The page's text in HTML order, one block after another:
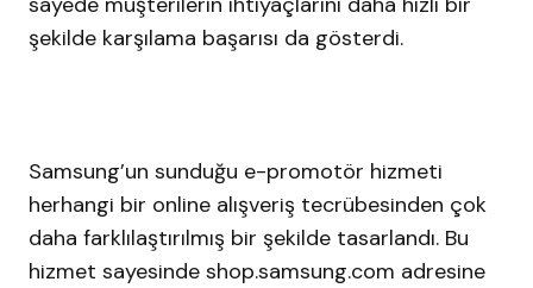
şekilde karşılama başarısı da gösterdi.
Samsung’un sunduğu e-promotör hizmeti
herhangi bir online alışveriş tecrübesinden çok
daha farklılaştırılmış bir şekilde tasarlandı. Bu
hizmet sayesinde shop.samsung.com adresine